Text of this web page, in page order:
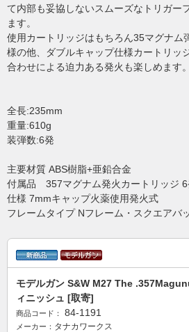
て内部も妥協しないスムーズなトリガー
ます。
使用カートリッジはもちろん35マグナム
様の他、ダブルキャップ仕様カートリッ
合わせによる迫力ある発火も楽しめます。
全長:235mm
重量:610g
装弾数:6発
主要材質 ABS樹脂+亜鉛合金
付属品 357マグナム発火カートリッジ 6
仕様 7mmキャップ火薬使用発火式
フレームタイプ Nフレーム・スクエアバ
モデルガン S&W M27 The
ィニッシュ [取寄]
商品コード： 84-1191
メーカー： タナカワークス